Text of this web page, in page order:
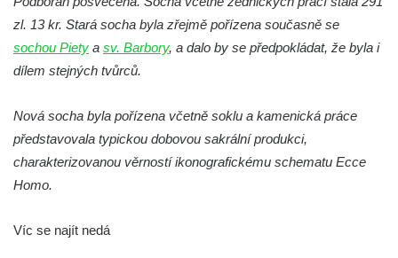
kostela svaté Rodiny v Českých
Budějovicích
Socha S tebou v parku na Senovážném
náměstí v Českých Budějovicích
Sousoší Humanoidi na Lannově třídě v
Na Sadech v Českých Budějovicích
zl. 13 kr. Stará socha byla zřejmě pořízena současně se
sochou Piety a sv. Barbory, a dalo by se předpokládat, že byla i
dílem stejných tvůrců.
Nová socha byla pořízena včetně soklu a kamenická práce
představovala typickou dobovou sakrální produkci,
charakterizovanou věrností ikonografickému schematu Ecce
Homo.
Víc se najít nedá